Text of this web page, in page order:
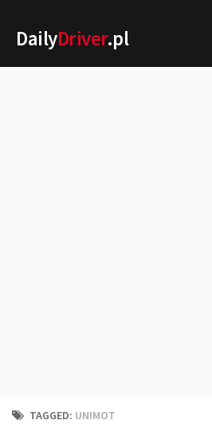
DailyDriver.pl
Technika jazdy
TAGGED: UNIMOT